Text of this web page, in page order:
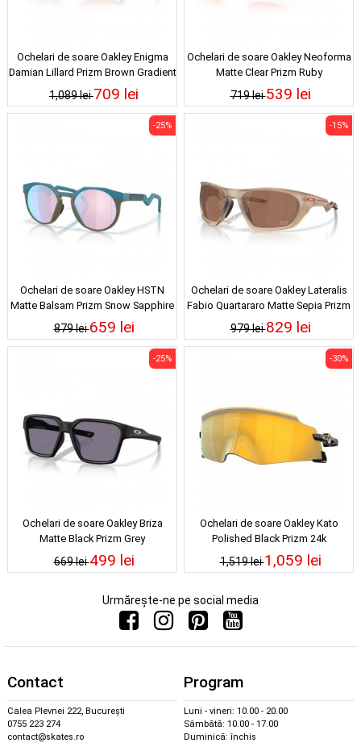
Ochelari de soare Oakley Enigma
Damian Lillard Prizm Brown Gradient
1,089 lei709 lei
Ochelari de soare Oakley Neoforma
Matte Clear Prizm Ruby
719 lei539 lei
Ochelari de soare Oakley HSTN
Matte Balsam Prizm Snow Sapphire
879 lei
-25%
659 lei
Ochelari de soare Oakley Lateralis
Fabio Quartararo Matte Sepia Prizm
Tungsten
979 lei
-15%
829 lei
Ochelari de soare Oakley Briza
Matte Black Prizm Grey
669 lei
-25%
499 lei
Ochelari de soare Oakley Kato
Polished Black Prizm 24k
1,519 lei
-30%
1,059 lei
Urmărește-ne pe social media
Contact
Calea Plevnei 222, București
0755 223 274
contact@skates.ro
Program
Luni - vineri: 10.00 - 20.00
Sâmbătă: 10.00 - 17.00
Duminică: închis